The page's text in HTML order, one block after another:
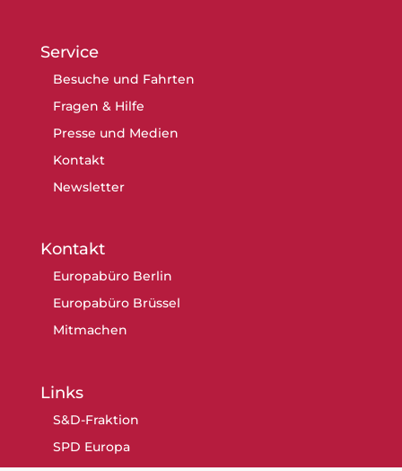
Service
Besuche und Fahrten
Fragen & Hilfe
Presse und Medien
Kontakt
Newsletter
Kontakt
Europabüro Berlin
Europabüro Brüssel
Mitmachen
Links
S&D-Fraktion
SPD Europa